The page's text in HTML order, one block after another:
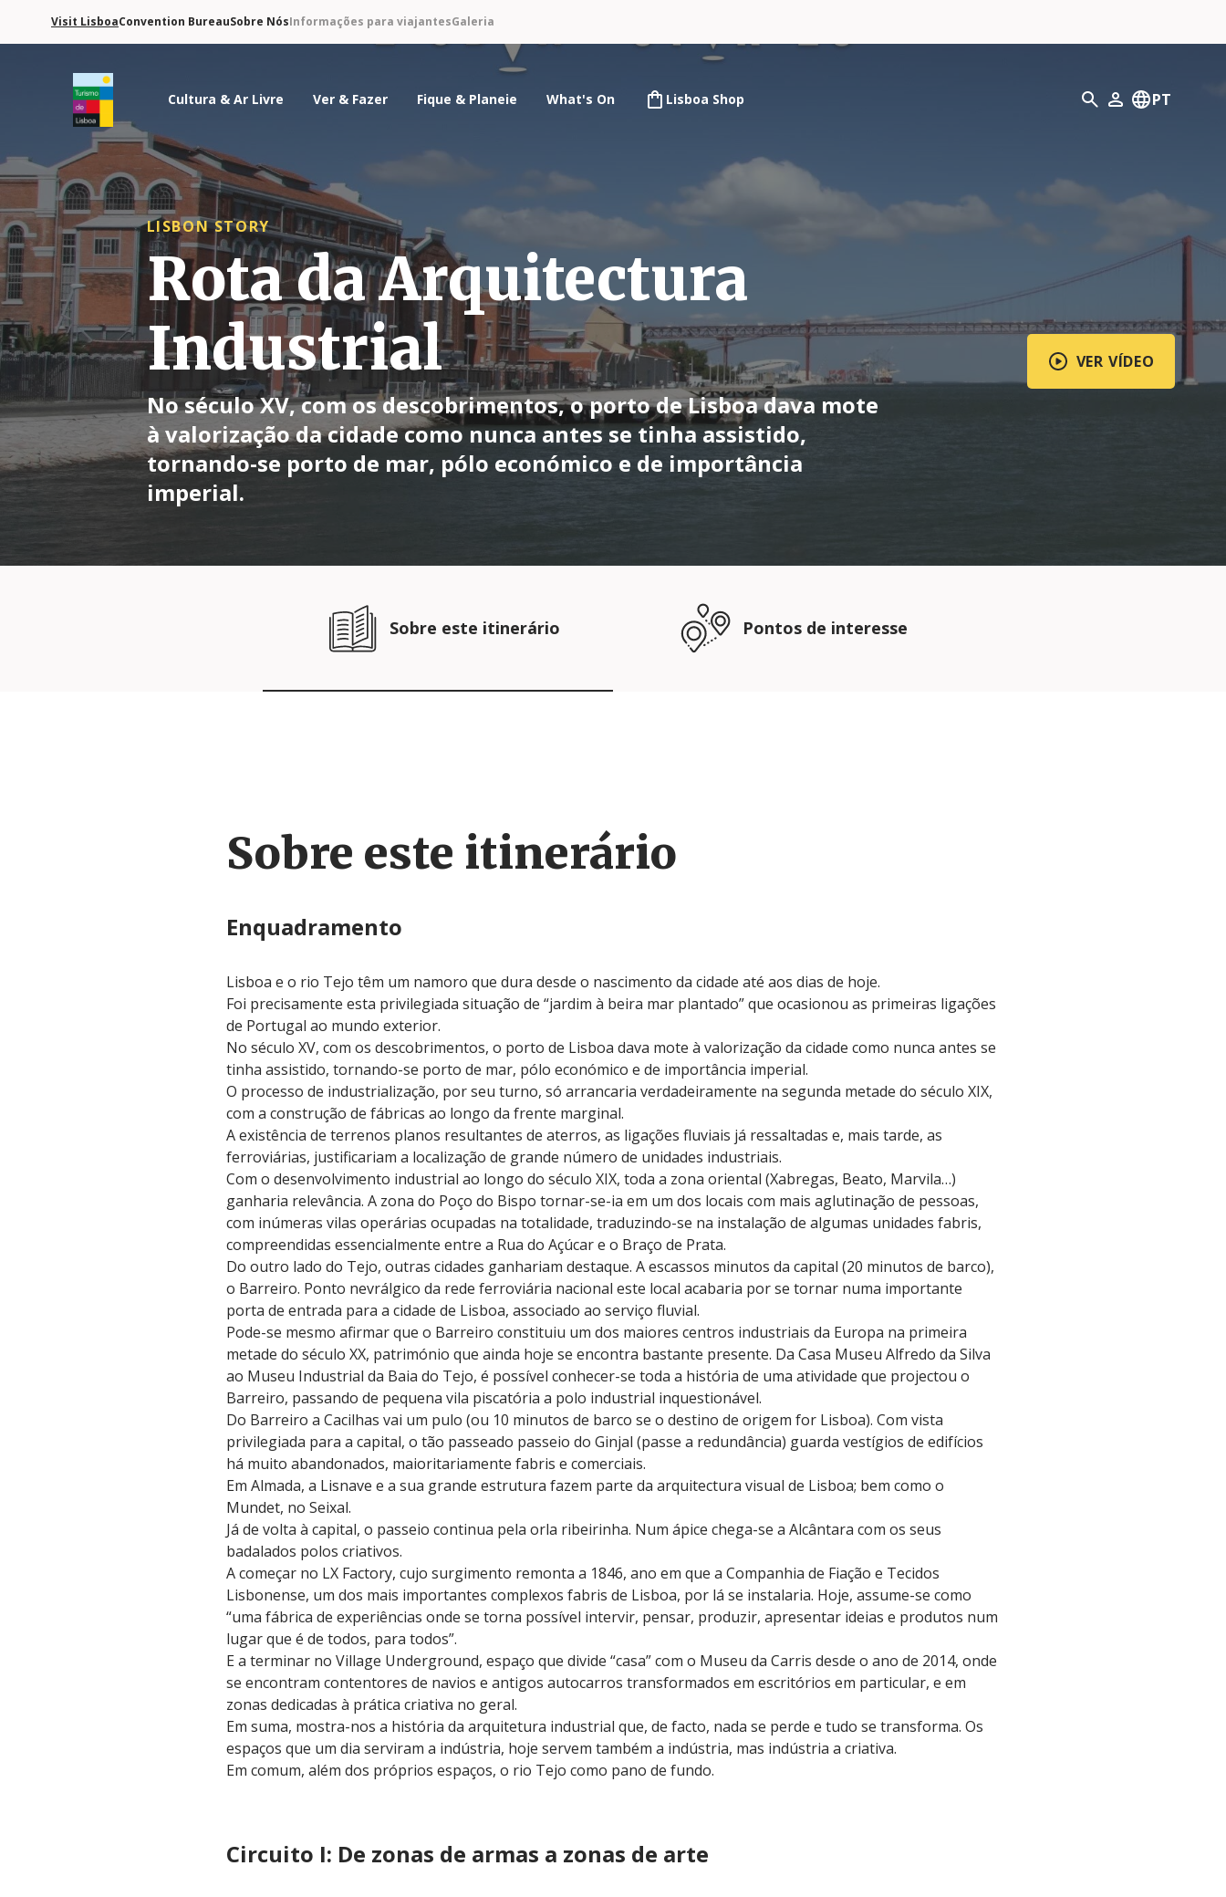
Visit LisboaConvention BureauSobre NósInformações para viajantesGaleria
Logo do Turismo de Lisboa
Cultura & Ar Livre Ver & Fazer Fique & Planeie What's On Lisboa Shop Pesquisar
O meu perfil
PT
LISBON STORY
Rota da Arquitectura
Industrial
No século XV, com os descobrimentos, o porto de Lisboa dava mote
à valorização da cidade como nunca antes se tinha assistido,
tornando-se porto de mar, pólo económico e de importância
imperial.
VER VÍDEO
Sobre este itinerário Pontos de interesse
Sobre este itinerário
Enquadramento
Lisboa e o rio Tejo têm um namoro que dura desde o nascimento da cidade até aos dias de hoje.
Foi precisamente esta privilegiada situação de “jardim à beira mar plantado” que ocasionou as primeiras ligações
de Portugal ao mundo exterior.
No século XV, com os descobrimentos, o porto de Lisboa dava mote à valorização da cidade como nunca antes se
tinha assistido, tornando-se porto de mar, pólo económico e de importância imperial.
O processo de industrialização, por seu turno, só arrancaria verdadeiramente na segunda metade do século XIX,
com a construção de fábricas ao longo da frente marginal.
A existência de terrenos planos resultantes de aterros, as ligações fluviais já ressaltadas e, mais tarde, as
ferroviárias, justificariam a localização de grande número de unidades industriais.
Com o desenvolvimento industrial ao longo do século XIX, toda a zona oriental (Xabregas, Beato, Marvila…)
ganharia relevância. A zona do Poço do Bispo tornar-se-ia em um dos locais com mais aglutinação de pessoas,
com inúmeras vilas operárias ocupadas na totalidade, traduzindo-se na instalação de algumas unidades fabris,
compreendidas essencialmente entre a Rua do Açúcar e o Braço de Prata.
Do outro lado do Tejo, outras cidades ganhariam destaque. A escassos minutos da capital (20 minutos de barco),
o Barreiro. Ponto nevrálgico da rede ferroviária nacional este local acabaria por se tornar numa importante
porta de entrada para a cidade de Lisboa, associado ao serviço fluvial.
Pode-se mesmo afirmar que o Barreiro constituiu um dos maiores centros industriais da Europa na primeira
metade do século XX, património que ainda hoje se encontra bastante presente. Da Casa Museu Alfredo da Silva
ao Museu Industrial da Baia do Tejo, é possível conhecer-se toda a história de uma atividade que projectou o
Barreiro, passando de pequena vila piscatória a polo industrial inquestionável.
Do Barreiro a Cacilhas vai um pulo (ou 10 minutos de barco se o destino de origem for Lisboa). Com vista
privilegiada para a capital, o tão passeado passeio do Ginjal (passe a redundância) guarda vestígios de edifícios
há muito abandonados, maioritariamente fabris e comerciais.
Em Almada, a Lisnave e a sua grande estrutura fazem parte da arquitectura visual de Lisboa; bem como o
Mundet, no Seixal.
Já de volta à capital, o passeio continua pela orla ribeirinha. Num ápice chega-se a Alcântara com os seus
badalados polos criativos.
A começar no LX Factory, cujo surgimento remonta a 1846, ano em que a Companhia de Fiação e Tecidos
Lisbonense, um dos mais importantes complexos fabris de Lisboa, por lá se instalaria. Hoje, assume-se como
“uma fábrica de experiências onde se torna possível intervir, pensar, produzir, apresentar ideias e produtos num
lugar que é de todos, para todos”.
E a terminar no Village Underground, espaço que divide “casa” com o Museu da Carris desde o ano de 2014, onde
se encontram contentores de navios e antigos autocarros transformados em escritórios em particular, e em
zonas dedicadas à prática criativa no geral.
Em suma, mostra-nos a história da arquitetura industrial que, de facto, nada se perde e tudo se transforma. Os
espaços que um dia serviram a indústria, hoje servem também a indústria, mas indústria a criativa.
Em comum, além dos próprios espaços, o rio Tejo como pano de fundo.
Circuito I: De zonas de armas a zonas de arte